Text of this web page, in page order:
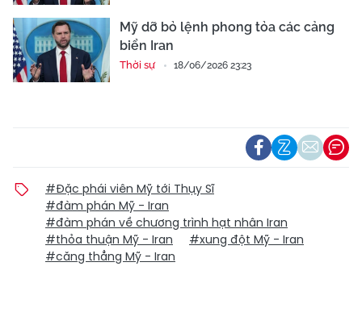
Mỹ dỡ bỏ lệnh phong tỏa các cảng
biển Iran
Thời sự 18/06/2026 23:23
#Đặc phái viên Mỹ tới Thụy Sĩ
#đàm phán Mỹ - Iran
#đàm phán về chương trình hạt nhân Iran
#thỏa thuận Mỹ - Iran
#xung đột Mỹ - Iran
#căng thẳng Mỹ - Iran